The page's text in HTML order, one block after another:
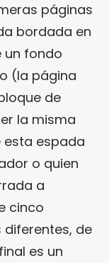
páginas
bordada en
un fondo
(la página
de
la misma
esta espada
o quien
a
cinco
de
es un